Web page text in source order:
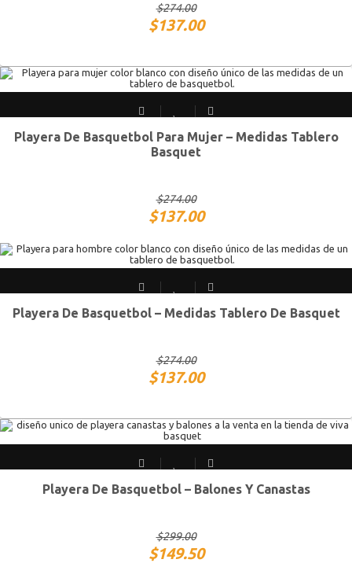
$274.00
$137.00
CH M G XG
Playera De Basquetbol Para Mujer – Medidas Tablero
Basquet
$274.00
$137.00
CH G XG
Playera De Basquetbol – Medidas Tablero De Basquet
$274.00
$137.00
S MEX / XS USA M MEX / S USA G MEX / M USA XG MEX / G USA
Playera De Basquetbol – Balones Y Canastas
$299.00
$149.50